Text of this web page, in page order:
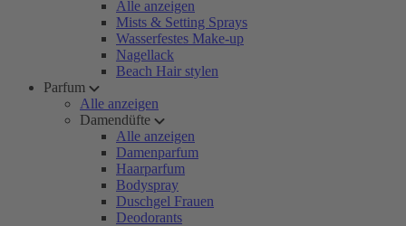
Alle anzeigen
Mists & Setting Sprays
Wasserfestes Make-up
Nagellack
Beach Hair stylen
Parfum
Alle anzeigen
Damendüfte
Alle anzeigen
Damenparfum
Haarparfum
Bodyspray
Duschgel Frauen
Deodorants